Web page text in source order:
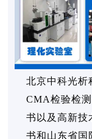
北京中科光析
CMA检验检
书以及高新
书和山东省国